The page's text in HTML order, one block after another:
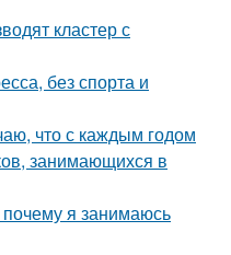
кластер с
без спорта и
что с каждым годом
занимающихся в
я занимаюсь